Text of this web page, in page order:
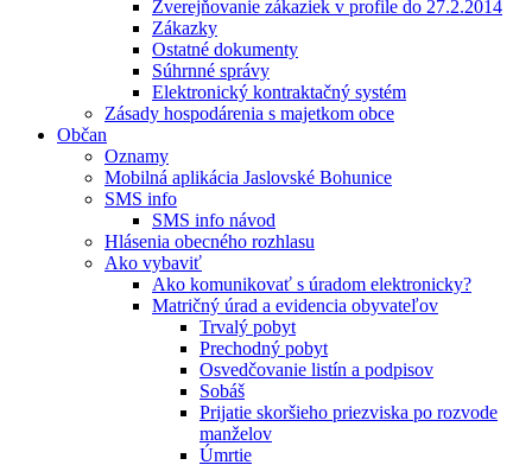
Zverejňovanie zákaziek v profile do 27.2.2014
Zákazky
Ostatné dokumenty
Súhrnné správy
Elektronický kontraktačný systém
Zásady hospodárenia s majetkom obce
Občan
Oznamy
Mobilná aplikácia Jaslovské Bohunice
SMS info
SMS info návod
Hlásenia obecného rozhlasu
Ako vybaviť
Ako komunikovať s úradom elektronicky?
Matričný úrad a evidencia obyvateľov
Trvalý pobyt
Prechodný pobyt
Osvedčovanie listín a podpisov
Sobáš
Prijatie skoršieho priezviska po rozvode
manželov
Úmrtie